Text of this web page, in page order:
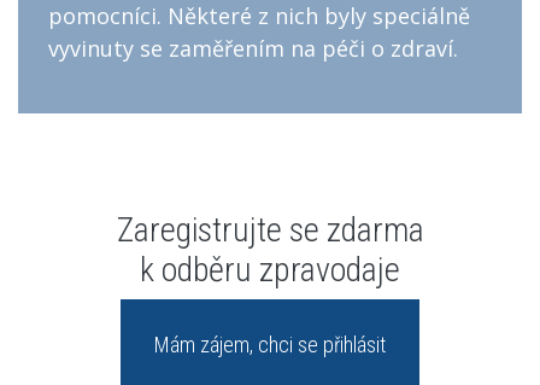
pomocníci. Některé z nich byly speciálně
vyvinuty se zaměřením na péči o zdraví.
Zaregistrujte se zdarma
k odběru zpravodaje
Mám zájem, chci se přihlásit